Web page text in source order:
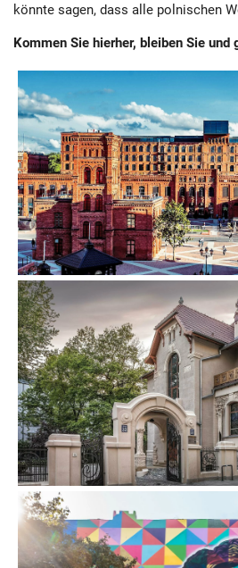
könnte sagen, dass alle polnischen
Kommen Sie hierher, bleiben Sie und